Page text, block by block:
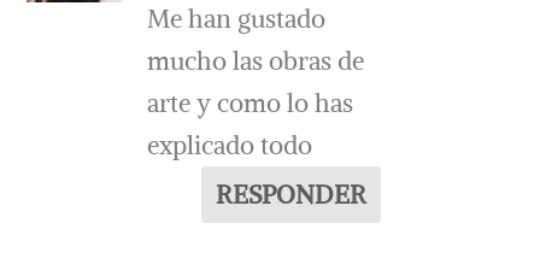
Me han gustado
mucho las obras de
arte y como lo has
explicado todo
RESPONDER